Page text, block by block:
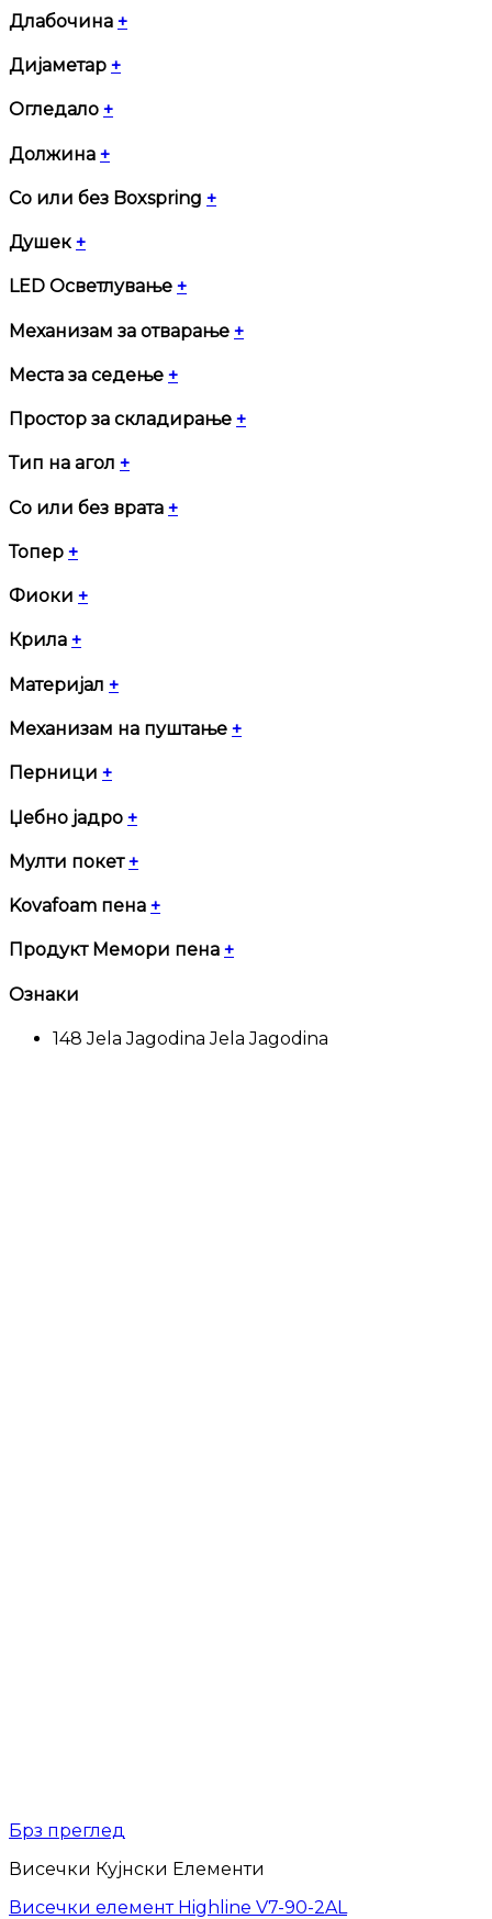
Длабочина +
Дијаметар +
Огледало +
Должина +
Со или без Boxspring +
Душек +
LED Осветлување +
Механизам за отварање +
Места за седење +
Простор за складирање +
Тип на агол +
Со или без врата +
Топер +
Фиоки +
Крила +
Материјал +
Механизам на пуштање +
Перници +
Џебно јадро +
Мулти покет+
Kovafoam пена +
Продукт Мемори пена +
Ознаки
148 Jela JagodinaJela Jagodina
Брз преглед
Висечки Кујнски Елементи
Висечки елемент Highline V7-90-2AL